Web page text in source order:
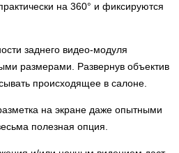
на 360° и фиксируются
заднего видео-модуля
размерами. Развернув объектив
происходящее в салоне.
на экране даже опытными
полезная опция.